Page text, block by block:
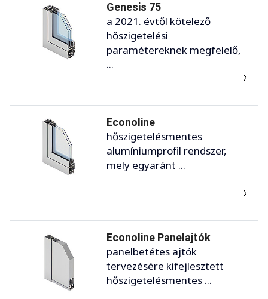
Genesis 75
a 2021. évtől kötelező
hőszigetelési
paramétereknek megfelelő,
...
Econoline
hőszigetelésmentes
alumíniumprofil rendszer,
mely egyaránt ...
Econoline Panelajtók
panelbetétes ajtók
tervezésére kifejlesztett
hőszigetelésmentes ...